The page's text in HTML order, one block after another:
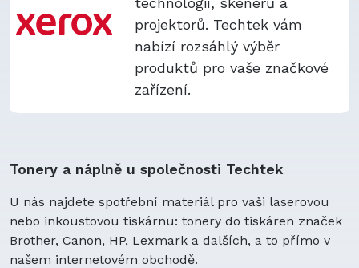
projektorů. Techtek vám
nabízí rozsáhlý výběr
produktů pro vaše značkové
zařízení.
Tonery a náplně u společnosti Techtek
U nás najdete spotřební materiál pro vaši laserovou
nebo inkoustovou tiskárnu: tonery do tiskáren značek
Brother, Canon, HP, Lexmark a dalších, a to přímo v
našem internetovém obchodě.